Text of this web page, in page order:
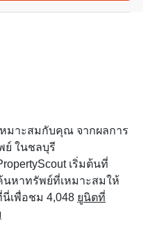
มาะสมกับคุณ จากผลการ
ย์ ในชลบุรี
เริ่มต้นที่
นหาทรัพย์ที่เหมาะสมให้
เพื่อชม 4,048 ยูนิตที่